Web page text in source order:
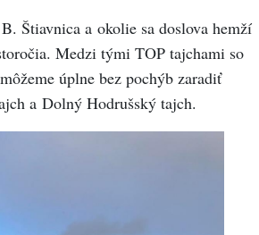
Štiavnica a okolie sa doslova hemží
Medzi tými TOP tajchami so
úplne bez pochýb zaradiť
a Dolný Hodrušský tajch.